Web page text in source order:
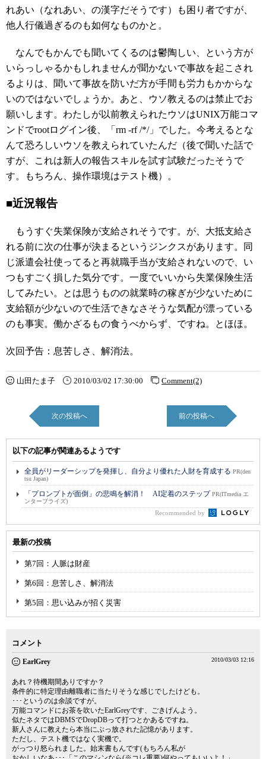
れあい（なれあい、の漢字だそうです）も困り者ですが、
他人行儀過ぎるのも如何なものかと。
なんでもかんでも聞いてくるのは鬱陶しい、という方が
いらっしゃるかもしれませんが聞かないで事故を起こされ
るよりは、聞いて事故を防いだ方が手間も労力もかからな
いのではないでしょうか。あと、ウソ教えるのは禁止でお
願いします。わたしが以前教えられたウソはUNIX万能コマ
ンドでrootログイン後、「rm -rf /*/」でした。今考えるとな
んて恐ろしいウソを教えられていたんだ（後で聞いた話で
すが、これは新人の報告スキルを試す試験だったそうで
す。もちろん、操作環境はテスト機）。
■近況報告
もうすぐ失業保険が支給されそうです。が、大抵支給さ
れる前に次の仕事が決まるというジンクスがあります。同
じ派遣会社使ってると再就職手当が支給されないので、い
つもすごく損した気分です。一度でいいから失業保険生活
してみたい。とは思うものの就業時の稼ぎが少ないために
支給額が少ないので生活できなさそうな気配が漂っている
のも事実。働かざるもの食うべからず、ですね。とほほ。
次回予告：息苦しさ、解消法。
山田たま子 2010/03/02 17:30:00 Comment(2)
次の投稿へ 前の投稿へ
以下の記事が関連あるようです
全員がリーダーシップを発揮し、自分より優れた人財を育成する PR(den
tsu Japan)
「プロンプトが面倒」の悲鳴を解消！ AI定着のステップPR(ITmedia エ
ンタープライズ)
Recommended by
最新の投稿
第7回：人脈は財産
第6回：息苦しさ、解消法
第5回：思い込みが招く災害
コメント
EarlGrey 2010/03/03 12:16
あれ？待機期間ありですか？
条件的に特定理由離職者に当たりそうな感じでしたけども。
･･･というのは余談ですが。
万能コマンドにお茶を吹いたEarlGreyです、ごきげんよう。
似たネタではDBMSでDropDBって打つとかあるですね。
新人さんに教えたら本当にぶっ放された記憶があります。
ただし、テスト機ではなく実機で。
がっつり怒られました。始末書もんです(もちろん私が